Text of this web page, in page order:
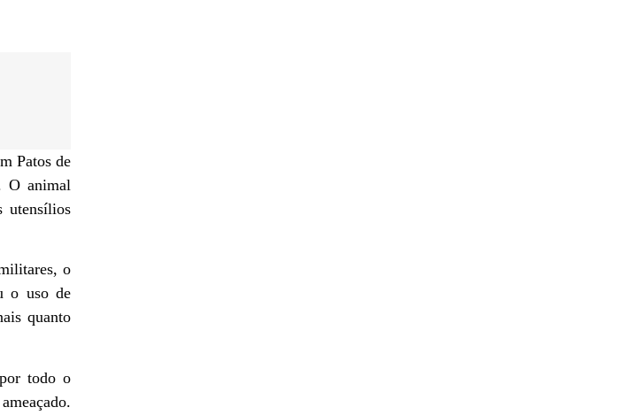
Patos de
O animal
utensílios
o
o uso de
quanto
todo o